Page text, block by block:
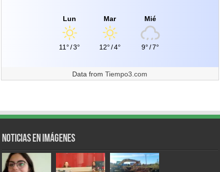
Lun
11° /3°
Mar
12°/4°
Mié
9°/7°
Data fromTiempo3.com
Noticias en Imágenes